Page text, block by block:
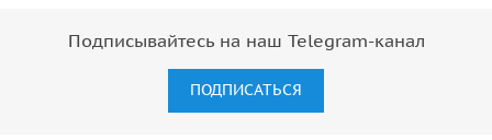
Подписывайтесь на наш Telegram-канал
ПОДПИСАТЬСЯ